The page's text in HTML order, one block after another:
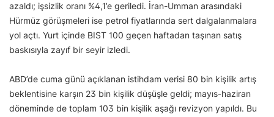
azaldı; işsizlik oranı %4,1’e geriledi. İran-Umman arasındaki
Hürmüz görüşmeleri ise petrol fiyatlarında sert dalgalanmalara
yol açtı. Yurt içinde BIST 100 geçen haftadan taşınan satış
baskısıyla zayıf bir seyir izledi.
ABD’de cuma günü açıklanan istihdam verisi 80 bin kişilik artış
beklentisine karşın 23 bin kişilik düşüşle geldi; mayıs-haziran
döneminde de toplam 103 bin kişilik aşağı revizyon yapıldı. Bu